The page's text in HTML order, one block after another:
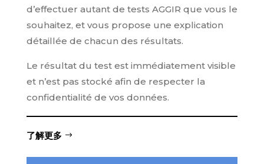
d’effectuer autant de tests AGGIR que vous le
souhaitez, et vous propose une explication
détaillée de chacun des résultats.
Le résultat du test est immédiatement visible
et n’est pas stocké afin de respecter la
confidentialité de vos données.
了解更多